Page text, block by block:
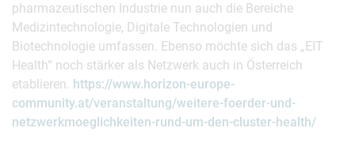
pharmazeutischen Industrie nun auch die Bereiche
Medizintechnologie, Digitale Technologien und
Biotechnologie umfassen. Ebenso möchte sich das „EIT
Health“ noch stärker als Netzwerk auch in Österreich
etablieren. https://www.horizon-europe-
community.at/veranstaltung/weitere-foerder-und-
netzwerkmoeglichkeiten-rund-um-den-cluster-health/